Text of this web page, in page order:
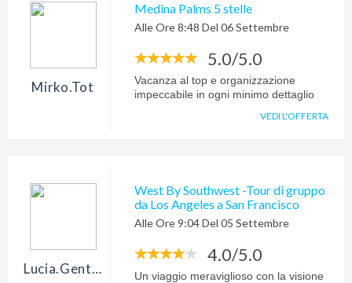
dalla cassaforte alla TV e persino un
secondo cuscino. Prezzi elevati per
inclusive. Vacanza sicuramente
positiva ma non ci tornerei
Mirko.tot
Medina Palms 5 stelle
Alle Ore 8:48 Del 06 Settembre
5.0/5.0
Vacanza al top e organizzazione
impeccabile in ogni minimo dettaglio
VEDI L'OFFERTA
Lucia.gentile29
West By Southwest -Tour di gruppo
da Los Angeles a San Francisco
Alle Ore 9:04 Del 05 Settembre
4.0/5.0
Un viaggio meraviglioso con la visione